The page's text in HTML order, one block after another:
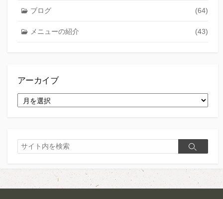
ブログ (64)
メニューの紹介 (43)
アーカイブ
ー
検
索
検